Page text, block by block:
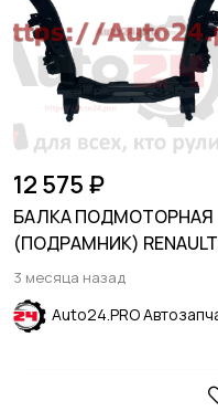
12 575 ₽
БАЛКА ПОДМОТОРНАЯ
(ПОДРАМНИК) RENAULT
DUSTER 2010-2015
3 месяца назад